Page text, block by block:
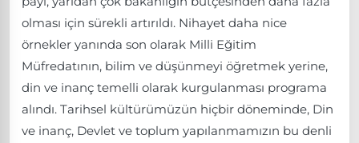
olması için sürekli artırıldı. Nihayet daha nice
örnekler yanında son olarak Milli Eğitim
Müfredatının, bilim ve düşünmeyi öğretmek yerine,
din ve inanç temelli olarak kurgulanması programa
alındı. Tarihsel kültürümüzün hiçbir döneminde, Din
ve inanç, Devlet ve toplum yapılanmamızın bu denli